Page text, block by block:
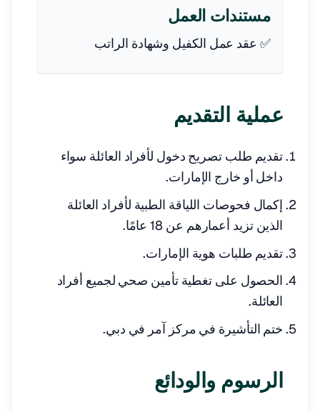
مستندات العمل
✅ عقد عمل الكفيل وشهادة الراتب
عملية التقديم
تقديم طلب تصريح دخول لأفراد العائلة سواء
داخل أو خارج الإمارات.
إكمال فحوصات اللياقة الطبية لأفراد العائلة
الذين تزيد أعمارهم عن 18 عامًا.
تقديم طلبات هوية الإمارات.
الحصول على تغطية تأمين صحي لجميع أفراد
العائلة.
ختم التأشيرة في مركز آمر في دبي.
الرسوم والودائع